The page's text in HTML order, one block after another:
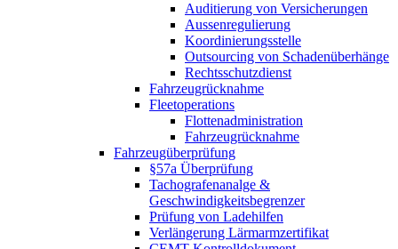
Auditierung von Versicherungen
Aussenregulierung
Koordinierungsstelle
Outsourcing von Schadenüberhänge
Rechtsschutzdienst
Fahrzeugrücknahme
Fleetoperations
Flottenadministration
Fahrzeugrücknahme
Fahrzeugüberprüfung
§57a Überprüfung
Tachografenanalge &
Geschwindigkeitsbegrenzer
Prüfung von Ladehilfen
Verlängerung Lärmarmzertifikat